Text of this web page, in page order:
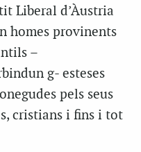
Liberal d’Àustria
homes provinents
–
g- esteses
pels seus
cristians i fins i tot